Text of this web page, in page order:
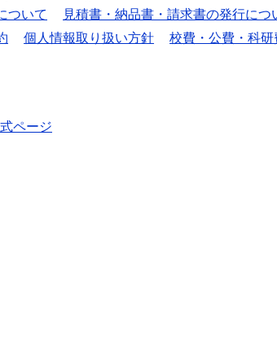
ついて 見積書・納品書・請求書の発行につ
個人情報取り扱い方針 校費・公費・科
ページ